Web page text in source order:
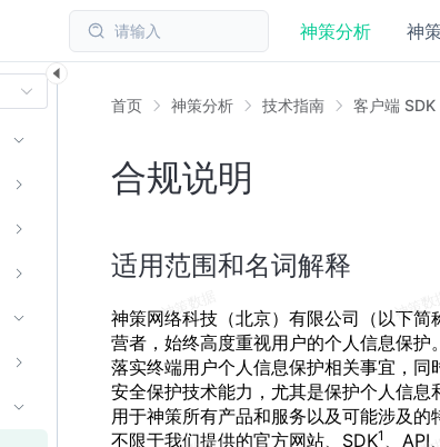
请输入 神策分析 神
首页 神策分析 技术指南 客户端 SDK
合规说明
适用范围和名词解释
神策网络科技（北京）有限公司（以下
营者，始终高度重视用户的个人信息保
落实终端用户个人信息保护相关事宜，
安全保护技术能力，尤其是保护个人信
用于神策所有产品和服务以及可能涉及
不限于我们提供的官方网站、SDK1
、